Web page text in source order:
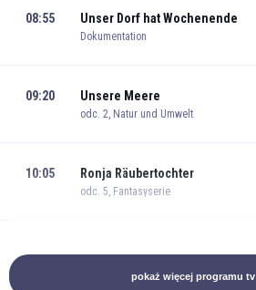
08:55 Unser Dorf hat Wochenende
Dokumentation
09:20 Unsere Meere
odc. 2, Natur und Umwelt
10:05 Ronja Räubertochter
odc. 5, Fantasyserie
pokaż więcej programu tv